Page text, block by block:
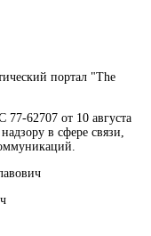
портал "The
62707 от 10 августа
в сфере связи,